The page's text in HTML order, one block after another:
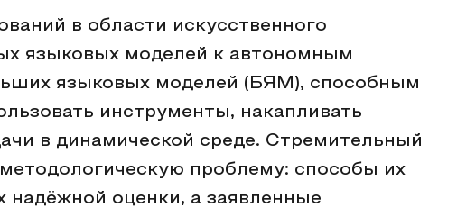
в области искусственного
языковых моделей к автономным
языковых моделей (БЯМ), способным
инструменты, накапливать
в динамической среде. Стремительный
проблему: способы их
оценки, а заявленные